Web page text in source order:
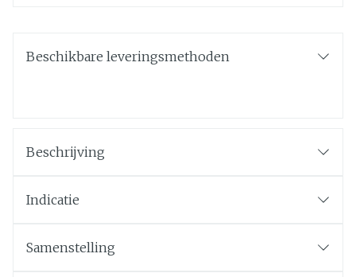
Beschikbare leveringsmethoden
Beschrijving
Indicatie
Samenstelling